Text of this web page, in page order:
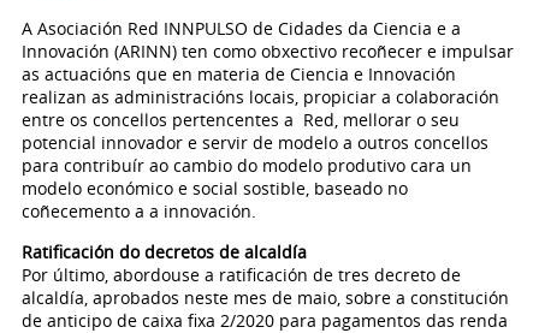
A Asociación Red INNPULSO de Cidades da Ciencia e a
Innovación (ARINN) ten como obxectivo recoñecer e impulsar
as actuacións que en materia de Ciencia e Innovación
realizan as administracións locais, propiciar a colaboración
entre os concellos pertencentes a Red, mellorar o seu
potencial innovador e servir de modelo a outros concellos
para contribuír ao cambio do modelo produtivo cara un
modelo económico e social sostible, baseado no
coñecemento a a innovación.
Ratificación do decretos de alcaldía
Por último, abordouse a ratificación de tres decreto de
alcaldía, aprobados neste mes de maio, sobre a constitución
de anticipo de caixa fixa 2/2020 para pagamentos das renda